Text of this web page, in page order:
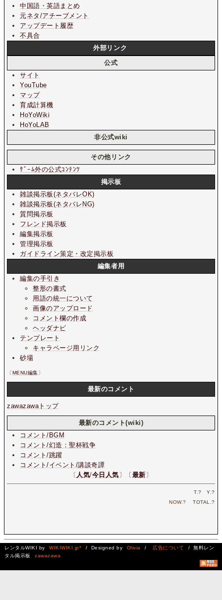
中国語・英語まとめ
元ネタ/アチーブメント
アップデート履歴
不具合
外部リンク
公式
サイト
YouTube
マップ
育成計算機
HoYoWiki
HoYoLAB
非公式wiki
その他リンク
ｹﾞｰﾑ外の公式ｺﾝﾃﾝﾂ
掲示板
雑談掲示板(ネタバレOK)
雑談掲示板(ネタバレNG)
質問掲示板
フレンド掲示板
編集掲示板
管理掲示板
ガイドライン策定・改定掲示板
編集者用
編集の手引き
整形の書式
用語の統一について
画像のアップロード
コメント欄の作成
ヘッダナビ
テンプレート
キャラページ用リンク
砂場
〔MENU編集〕
最新のコメント
zawazawaトップ
最新のコメント(wiki)
コメント/BGM
コメント/幻造：聖杯戦争
コメント/跳躍
コメント/イベント/講談奇譚
〔 人気/今日人気 〕〔 最新 〕
T.? Y.?
NOW.? TOTAL.?
レンタルWIKI by WIKIWIKI.jp* / Designed by Olivia / 広告について
/ 無料レン
タル掲示板
zawazawa